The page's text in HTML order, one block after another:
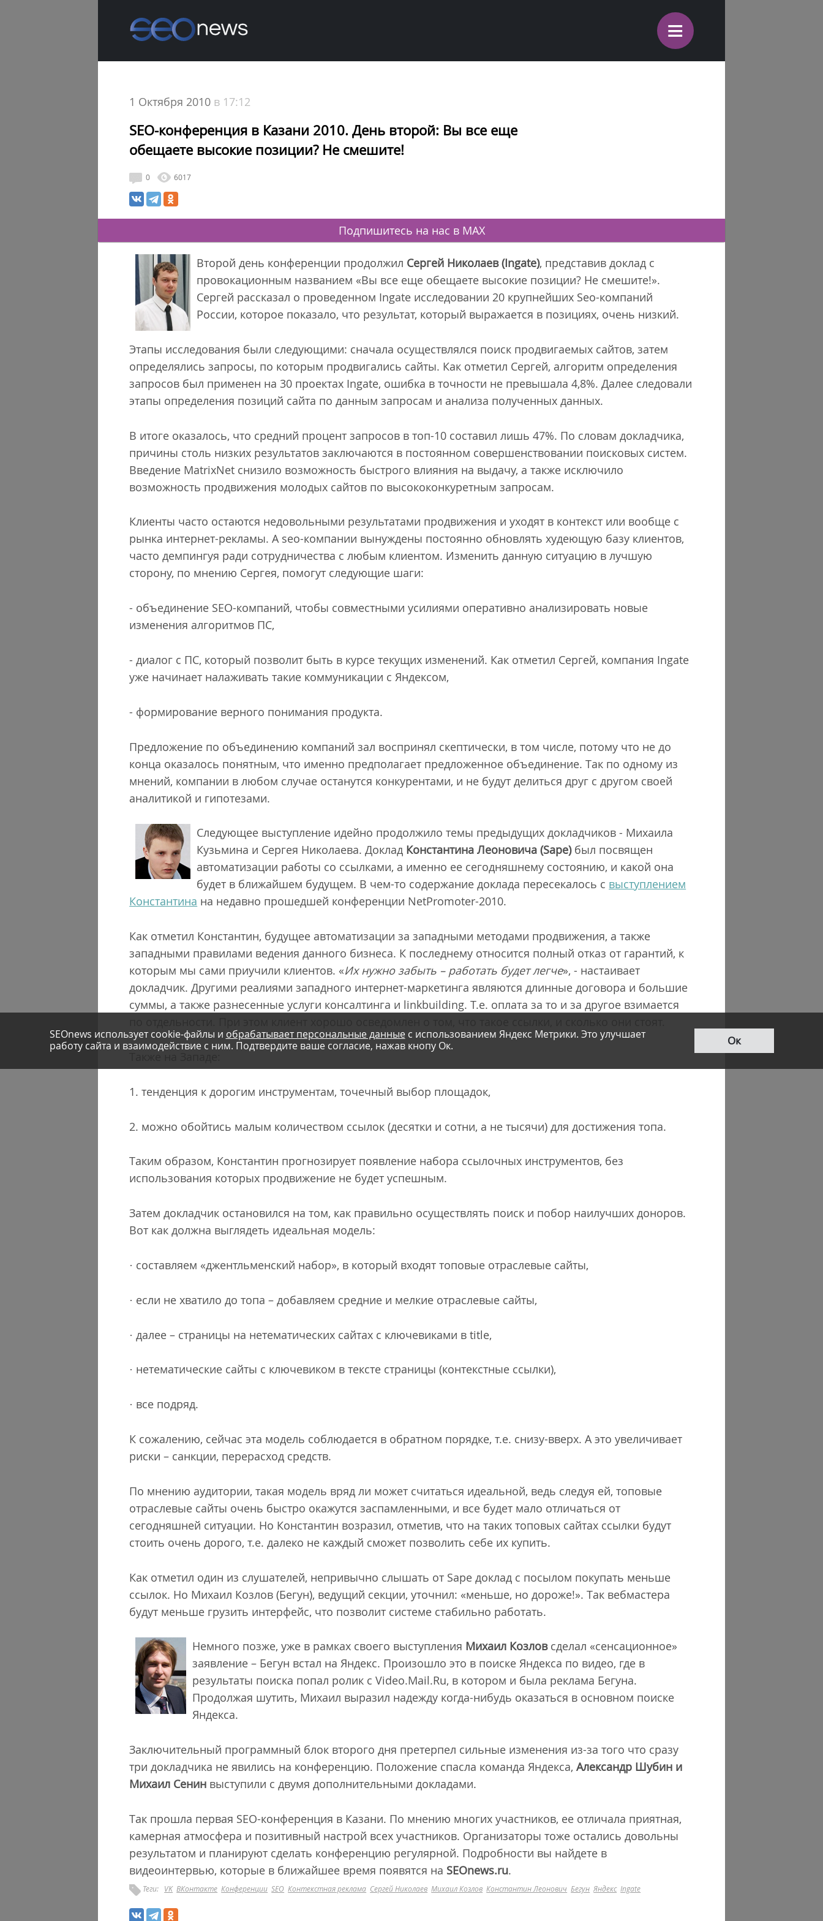
≡
1 Октября 2010 в 17:12
SEO-конференция в Казани 2010. День второй: Вы все еще
обещаете высокие позиции? Не смешите!
0 6017
Подпишитесь на нас в MAX
Второй день конференции продолжил Сергей Николаев (Ingate), представив доклад с
провокационным названием «Вы все еще обещаете высокие позиции? Не смешите!».
Сергей рассказал о проведенном Ingate исследовании 20 крупнейших Seo-компаний
России, которое показало, что результат, который выражается в позициях, очень низкий.
Этапы исследования были следующими: сначала осуществлялся поиск продвигаемых сайтов, затем
определялись запросы, по которым продвигались сайты. Как отметил Сергей, алгоритм определения
запросов был применен на 30 проектах Ingate, ошибка в точности не превышала 4,8%. Далее следовали
этапы определения позиций сайта по данным запросам и анализа полученных данных.
В итоге оказалось, что средний процент запросов в топ-10 составил лишь 47%. По словам докладчика,
причины столь низких результатов заключаются в постоянном совершенствовании поисковых систем.
Введение MatrixNet снизило возможность быстрого влияния на выдачу, а также исключило
возможность продвижения молодых сайтов по высококонкуретным запросам.
Клиенты часто остаются недовольными результатами продвижения и уходят в контекст или вообще с
рынка интернет-рекламы. А seo-компании вынуждены постоянно обновлять худеющую базу клиентов,
часто демпингуя ради сотрудничества с любым клиентом. Изменить данную ситуацию в лучшую
сторону, по мнению Сергея, помогут следующие шаги:
- объединение SEO-компаний, чтобы совместными усилиями оперативно анализировать новые
изменения алгоритмов ПС,
- диалог с ПС, который позволит быть в курсе текущих изменений. Как отметил Сергей, компания Ingate
уже начинает налаживать такие коммуникации с Яндексом,
- формирование верного понимания продукта.
Предложение по объединению компаний зал воспринял скептически, в том числе, потому что не до
конца оказалось понятным, что именно предполагает предложенное объединение. Так по одному из
мнений, компании в любом случае останутся конкурентами, и не будут делиться друг с другом своей
аналитикой и гипотезами.
Следующее выступление идейно продолжило темы предыдущих докладчиков - Михаила
Кузьмина и Сергея Николаева. Доклад Константина Леоновича (Sape)был посвящен
автоматизации работы со ссылками, а именно ее сегодняшнему состоянию, и какой она
будет в ближайшем будущем. В чем-то содержание доклада пересекалось с выступлением
Константина на недавно прошедшей конференции NetPromoter-2010.
Как отметил Константин, будущее автоматизации за западными методами продвижения, а также
западными правилами ведения данного бизнеса. К последнему относится полный отказ от гарантий, к
которым мы сами приучили клиентов. «Их нужно забыть – работать будет легче», - настаивает
докладчик. Другими реалиями западного интернет-маркетинга являются длинные договора и большие
суммы, а также разнесенные услуги консалтинга и linkbuilding. Т.е. оплата за то и за другое взимается
1. тенденция к дорогим инструментам, точечный выбор площадок,
2. можно обойтись малым количеством ссылок (десятки и сотни, а не тысячи) для достижения топа.
Таким образом, Константин прогнозирует появление набора ссылочных инструментов, без
использования которых продвижение не будет успешным.
Затем докладчик остановился на том, как правильно осуществлять поиск и побор наилучших доноров.
Вот как должна выглядеть идеальная модель:
· составляем «джентльменский набор», в который входят топовые отраслевые сайты,
· если не хватило до топа – добавляем средние и мелкие отраслевые сайты,
· далее – страницы на нетематических сайтах с ключевиками в title,
· нетематические сайты с ключевиком в тексте страницы (контекстные ссылки),
· все подряд.
К сожалению, сейчас эта модель соблюдается в обратном порядке, т.е. снизу-вверх. А это увеличивает
риски – санкции, перерасход средств.
По мнению аудитории, такая модель вряд ли может считаться идеальной, ведь следуя ей, топовые
отраслевые сайты очень быстро окажутся заспамленными, и все будет мало отличаться от
сегодняшней ситуации. Но Константин возразил, отметив, что на таких топовых сайтах ссылки будут
стоить очень дорого, т.е. далеко не каждый сможет позволить себе их купить.
Как отметил один из слушателей, непривычно слышать от Sape доклад с посылом покупать меньше
ссылок. Но Михаил Козлов (Бегун), ведущий секции, уточнил: «меньше, но дороже!». Так вебмастера
будут меньше грузить интерфейс, что позволит системе стабильно работать.
Немного позже, уже в рамках своего выступления Михаил Козловсделал «сенсационное»
заявление – Бегун встал на Яндекс. Произошло это в поиске Яндекса по видео, где в
результаты поиска попал ролик с Video.Mail.Ru, в котором и была реклама Бегуна.
Продолжая шутить, Михаил выразил надежду когда-нибудь оказаться в основном поиске
Яндекса.
Заключительный программный блок второго дня претерпел сильные изменения из-за того что сразу
три докладчика не явились на конференцию. Положение спасла команда Яндекса,Александр Шубин и
Михаил Сенин выступили с двумя дополнительными докладами.
Так прошла первая SEO-конференция в Казани. По мнению многих участников, ее отличала приятная,
камерная атмосфера и позитивный настрой всех участников. Организаторы тоже остались довольны
результатом и планируют сделать конференцию регулярной. Подробности вы найдете в
видеоинтервью, которые в ближайшее время появятся на SEOnews.ru.
Теги: VK ВКонтакте Конференции SEO Контекстная реклама Сергей Николаев Михаил Козлов Константин Леонович Бегун Яндекс Ingate
SEOnews использует cookie-файлы и обрабатывает персональные данныес использованием Яндекс Метрики. Это улучшает
работу сайта и взаимодействие с ним. Подтвердите ваше согласие, нажав кнопу Ок.
Ок